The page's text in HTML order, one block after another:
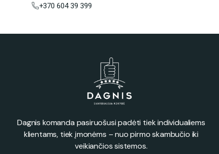
+370 604 39 399
Dagnis komanda pasiruošusi padėti tiek individualiems
klientams, tiek įmonėms – nuo pirmo skambučio iki
veikiančios sistemos.